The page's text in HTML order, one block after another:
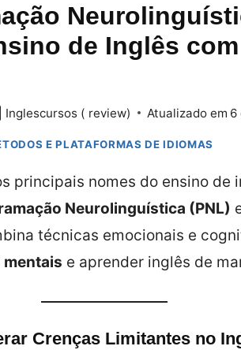
de Inglês
Inglescursos ( review) Atualizado em 6
E PLATAFORMAS DE IDIOMAS
principais nomes do ensino de
Neurolinguística (PNL)
técnicas emocionais e
e aprender inglês de
Crenças Limitantes no